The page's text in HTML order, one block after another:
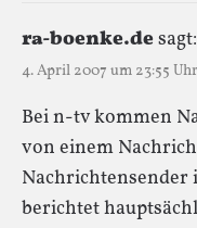
ra-boenke.desagt:
4. April 2007 um 23:55 Uhr
Bei n-tv kommen
von einem
Nachrichtensender
berichtet